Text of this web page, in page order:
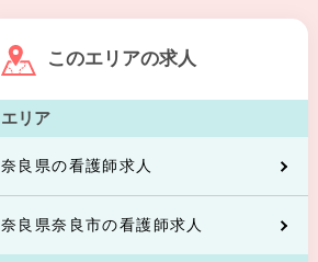
このエリアの求人
エリア
奈良県の看護師求人
奈良県奈良市の看護師求人